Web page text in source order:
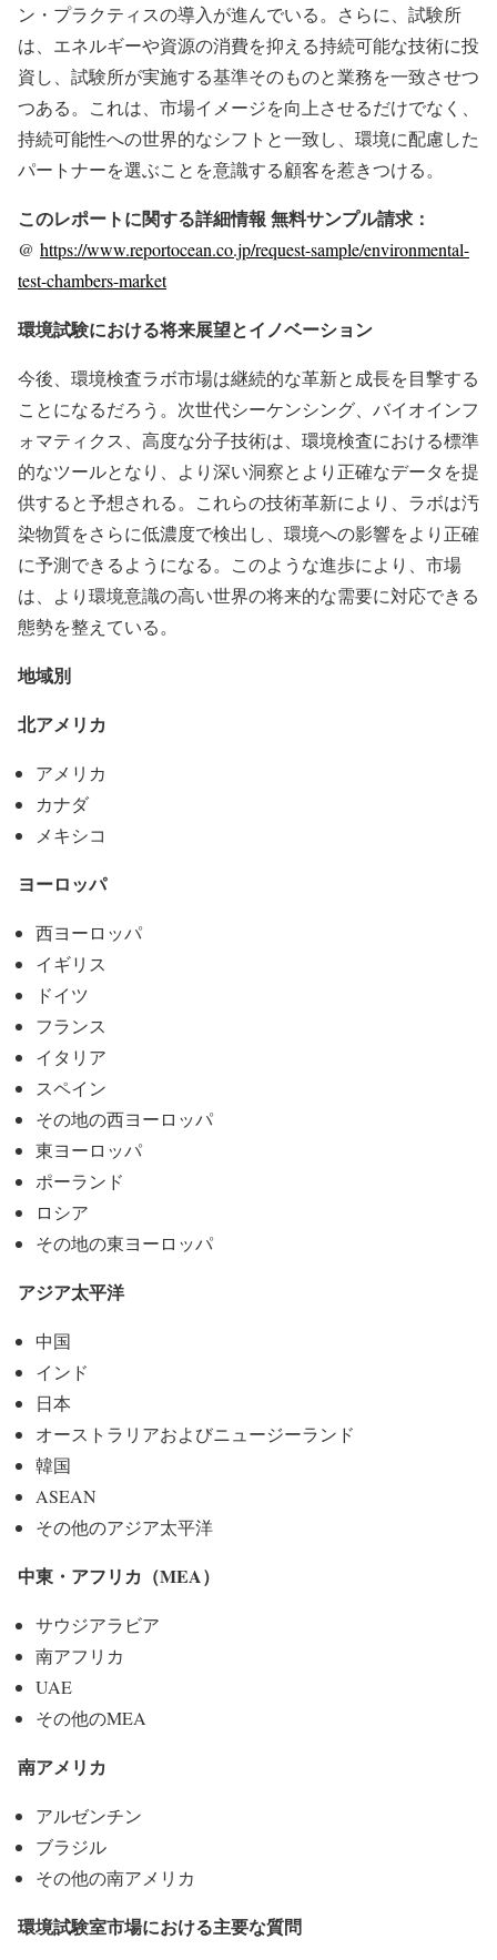
ン・プラクティスの導入が進んでいる。さらに、試験所
は、エネルギーや資源の消費を抑える持続可能な技術に投
資し、試験所が実施する基準そのものと業務を一致させつ
つある。これは、市場イメージを向上させるだけでなく、
持続可能性への世界的なシフトと一致し、環境に配慮した
パートナーを選ぶことを意識する顧客を惹きつける。
このレポートに関する詳細情報 無料サンプル請求：
@ https://www.reportocean.co.jp/request-sample/environmental-
test-chambers-market
環境試験における将来展望とイノベーション
今後、環境検査ラボ市場は継続的な革新と成長を目撃する
ことになるだろう。次世代シーケンシング、バイオインフ
ォマティクス、高度な分子技術は、環境検査における標準
的なツールとなり、より深い洞察とより正確なデータを提
供すると予想される。これらの技術革新により、ラボは汚
染物質をさらに低濃度で検出し、環境への影響をより正確
に予測できるようになる。このような進歩により、市場
は、より環境意識の高い世界の将来的な需要に対応できる
態勢を整えている。
地域別
北アメリカ
アメリカ
カナダ
メキシコ
ヨーロッパ
西ヨーロッパ
イギリス
ドイツ
フランス
イタリア
スペイン
その地の西ヨーロッパ
東ヨーロッパ
ポーランド
ロシア
その地の東ヨーロッパ
アジア太平洋
中国
インド
日本
オーストラリアおよびニュージーランド
韓国
ASEAN
その他のアジア太平洋
中東・アフリカ（MEA）
サウジアラビア
南アフリカ
UAE
その他のMEA
南アメリカ
アルゼンチン
ブラジル
その他の南アメリカ
環境試験室市場における主要な質問